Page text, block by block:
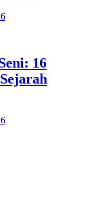
16